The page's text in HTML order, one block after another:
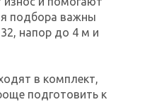
подбора важны
напор до 4 м и
в комплект,
подготовить к